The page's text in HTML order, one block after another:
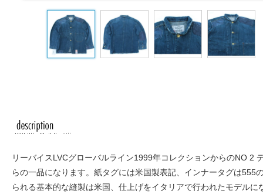
リーバイスLVCグローバルライン1999年コレクションからのNO 2
らの一品になります。紙タグには米国製表記、インナータグは
られる基本的な縫製は米国、仕上げをイタリアで行われたモデルに